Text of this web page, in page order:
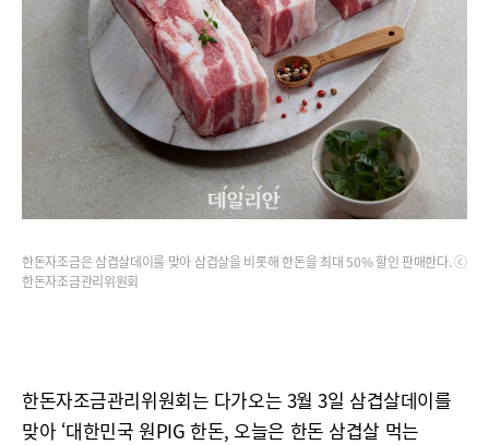
한돈자조금은 삼겹살데이를 맞아 삼겹살을 비롯해 한돈을 최대 50% 할인 판매한다. ⓒ
한돈자조금관리위원회
한돈자조금관리위원회는 다가오는 3월 3일 삼겹살데이를
맞아 ‘대한민국 원PIG 한돈, 오늘은 한돈 삼겹살 먹는